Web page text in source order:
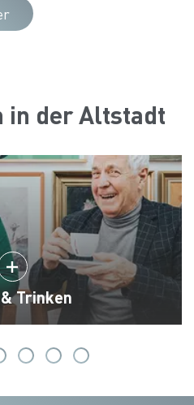
in der Altstadt
Trinken